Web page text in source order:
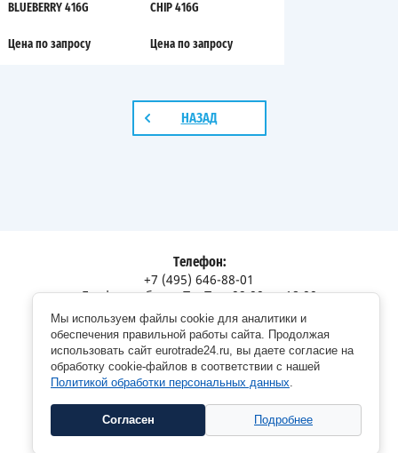
Мы используем файлы cookie для аналитики и
обеспечения правильной работы сайта. Продолжая
использовать сайт eurotrade24.ru, вы даете согласие на
обработку cookie-файлов в соответствии с нашей
Политикой обработки персональных данных.
Согласен Подробнее
BLUEBERRY 416G
Цена по запросу
CHIP 416G
Цена по запросу
НАЗАД
Телефон:
+7 (495) 646-88-01
График работы: Пн-Пт с 09:00 до 18:00
Адрес:
Московская обл., г. Долгопрудный, Дорожный пр., 12